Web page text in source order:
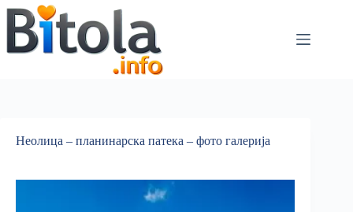
Неолица – планинарска патека – фото галерија